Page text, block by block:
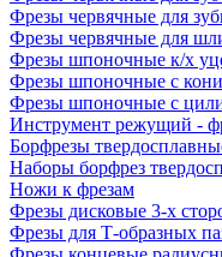
Фрезы червячные для
Фрезы червячные для
Фрезы шпоночные к/х
Фрезы шпоночные с
Фрезы шпоночные с
Инструмент режущий -
Борфрезы
Наборы борфрез
Ножи к фрезам
Фрезы дисковые 3-х
Фрезы для Т-образных